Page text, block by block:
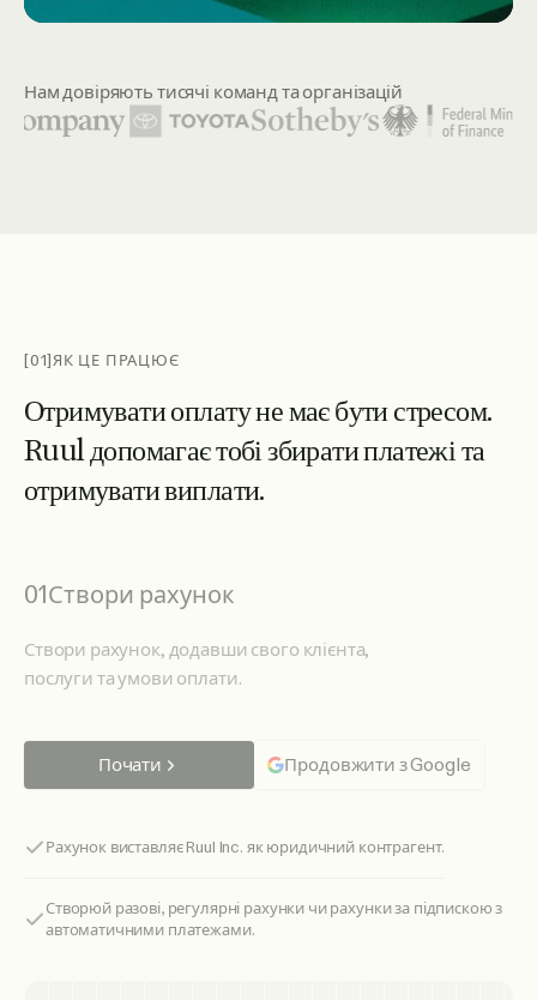
Нам довіряють тисячі команд та організацій
[01]ЯК ЦЕ ПРАЦЮЄ
Отримуватиоплатунемаєбутистресом.
Ruulдопомагаєтобізбиратиплатежіта
отримувативиплати.
01Створи рахунок
Створи рахунок, додавши свого клієнта,
послуги та умови оплати.
Почати Продовжити з Google
Рахунок виставляє Ruul Inc. як юридичний контрагент.
Створюй разові, регулярні рахунки чи рахунки за підпискою з
автоматичними платежами.